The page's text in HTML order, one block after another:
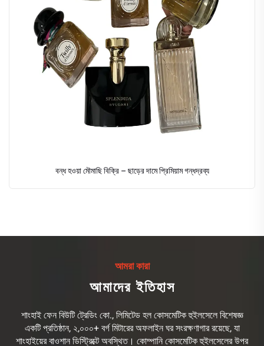
বন্ধ হওয়া মৌমাছি বিক্রি – ছাড়ের দামে প্রিমিয়াম গন্ধদ্রব্য
আমরা কারা
আমাদের ইতিহাস
শাংহাই ফেন বিউটি ট্রেডিং কো., লিমিটেড হল কোসমেটিক হুইলসেলে বিশেষজ্ঞ
একটি প্রতিষ্ঠান, ২,০০০+ বর্গ মিটারের অফলাইন ঘর সংরক্ষণাগার রয়েছে, যা
শাংহাইয়ের বাওশান ডিস্ট্রিক্টে অবস্থিত। কোম্পানি কোসমেটিক হুইলসেলের উপর